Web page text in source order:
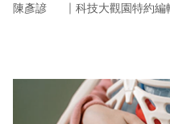
陳彥諺 ｜ 科技大觀園特約編